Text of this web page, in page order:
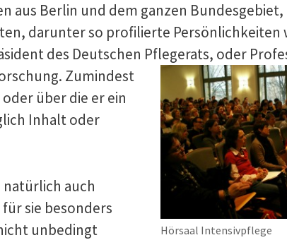
aus Berlin und dem ganzen Bundesgebiet,
darunter so profilierte Persönlichkeiten
des Deutschen Pflegerats, oder
Hörsaal Intensivpflege
Zumindest
über die er ein
Inhalt oder
auch
sie besonders
unbedingt